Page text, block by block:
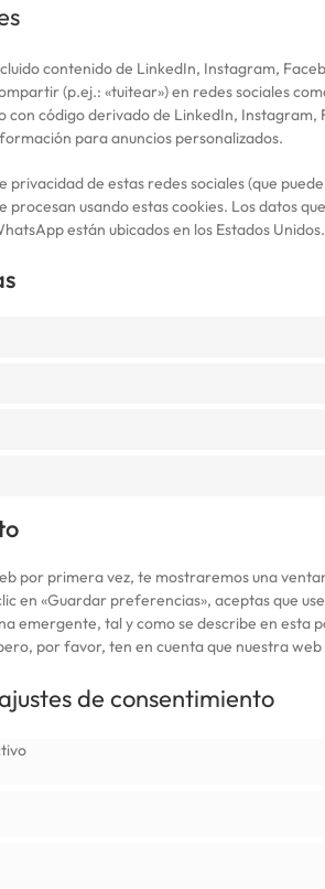
contenido de LinkedIn, Instagram,
(p.ej.: «tuitear») en redes sociales
con código derivado de LinkedIn,
para anuncios personalizados.
privacidad de estas redes sociales (que
procesan usando estas cookies. Los datos
están ubicados en los Estados Unidos.
por primera vez, te mostraremos una
en «Guardar preferencias», aceptas que
emergente, tal y como se describe en esta
por favor, ten en cuenta que nuestra
de consentimiento